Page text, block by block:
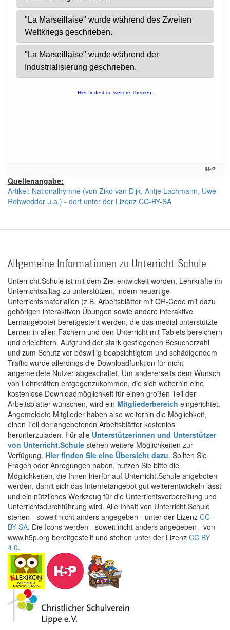
Quellenangabe:
Artikel: Nationalhymne (von Ziko van Dijk, Antje Lachmann, Uwe
Rohwedder u.a.) - dort unter der Lizenz CC-BY-SA
Allgemeine Informationen zu Unterricht.Schule
Unterricht.Schule ist mit dem Ziel entwickelt worden, Lehrkräfte im
Unterrichtsalltag zu unterstützen, indem neuartige
Unterrichtsmaterialien (z.B. Arbeitsblätter mit QR-Code mit dazu
gehörigen interaktiven Übungen sowie andere interaktive
Lernangebote) bereitgestellt werden, die das medial unterstützte
Lernen in allen Fächern und den Unterricht mit Tablets bereichern
und erleichtern. Aufgrund der stark gestiegenen Besucherzahl
und zum Schutz vor böswillig beabsichtigtem und schädigendem
Traffic wurde allerdings die Downloadfunktion für nicht
angemeldete Nutzer abgeschaltet. Um andererseits dem Wunsch
von Lehrkräften entgegenzukommen, die sich weiterhin eine
kostenlose Downloadmöglichkeit für einen großen Teil der
Arbeitsblätter wünschen, wird ein Mitgliederbereich eingerichtet.
Angemeldete Mitglieder haben also weiterhin die Möglichkeit,
einen Teil der angebotenen Arbeitsblätter kostenlos
herunterzuladen. Für alle Unterstützerinnen und Unterstützer
von Unterricht.Schule stehen weitere Möglichkeiten zur
Verfügung. Hier finden Sie eine Übersicht dazu. Sollten Sie
Fragen oder Anregungen haben, nutzen Sie bitte die
Möglichkeiten, die Ihnen hierfür auf Unterricht.Schule angeboten
werden, damit sich das Internetangebot gut weiterentwickeln lässt
und ein nützliches Werkzeug für die Unterrichtsvorbereitung und
Unterrichtsdurchführung wird. Alle Inhalt von Unterricht.Schule
stehen - soweit nicht anders angegeben - unter der Lizenz CC-
BY-SA. Die Icons werden - soweit nicht anders angegeben - von
www.h5p.org bereitgestellt und stehen unter der Lizenz CC BY
4.0.